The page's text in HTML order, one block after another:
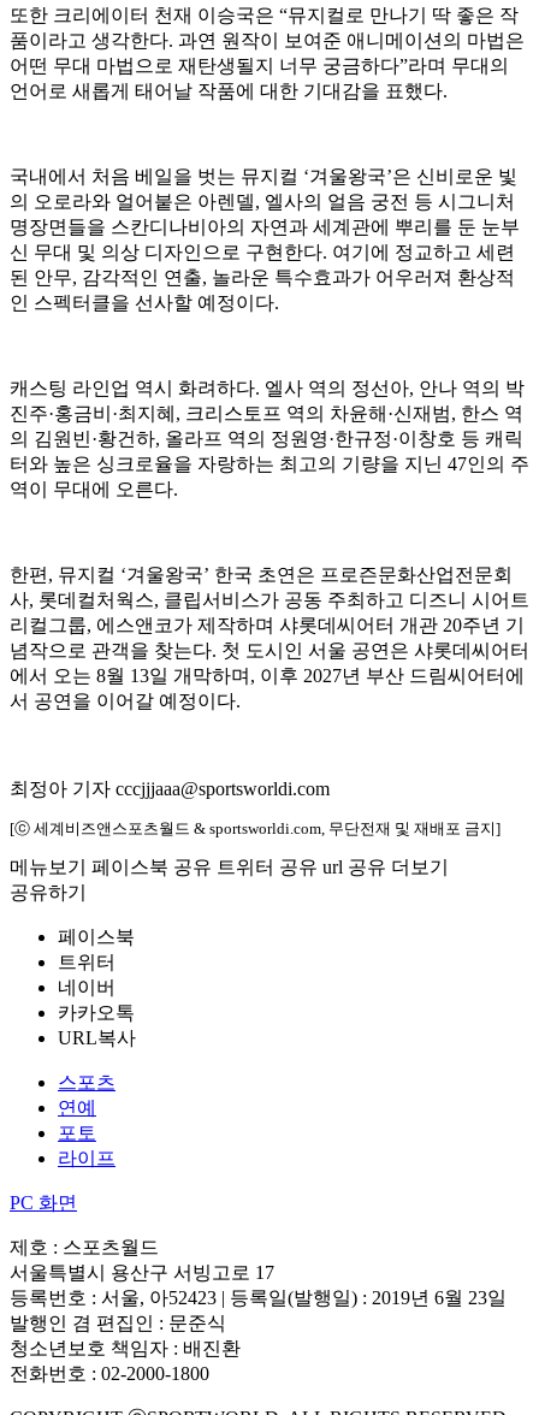
또한 크리에이터 천재 이승국은 “뮤지컬로 만나기 딱 좋은 작
품이라고 생각한다. 과연 원작이 보여준 애니메이션의 마법은
어떤 무대 마법으로 재탄생될지 너무 궁금하다”라며 무대의
언어로 새롭게 태어날 작품에 대한 기대감을 표했다.
국내에서 처음 베일을 벗는 뮤지컬 ‘겨울왕국’은 신비로운 빛
의 오로라와 얼어붙은 아렌델, 엘사의 얼음 궁전 등 시그니처
명장면들을 스칸디나비아의 자연과 세계관에 뿌리를 둔 눈부
신 무대 및 의상 디자인으로 구현한다. 여기에 정교하고 세련
된 안무, 감각적인 연출, 놀라운 특수효과가 어우러져 환상적
인 스펙터클을 선사할 예정이다.
캐스팅 라인업 역시 화려하다. 엘사 역의 정선아, 안나 역의 박
진주·홍금비·최지혜, 크리스토프 역의 차윤해·신재범, 한스 역
의 김원빈·황건하, 올라프 역의 정원영·한규정·이창호 등 캐릭
터와 높은 싱크로율을 자랑하는 최고의 기량을 지닌 47인의 주
역이 무대에 오른다.
한편, 뮤지컬 ‘겨울왕국’ 한국 초연은 프로즌문화산업전문회
사, 롯데컬처웍스, 클립서비스가 공동 주최하고 디즈니 시어트
리컬그룹, 에스앤코가 제작하며 샤롯데씨어터 개관 20주년 기
념작으로 관객을 찾는다. 첫 도시인 서울 공연은 샤롯데씨어터
에서 오는 8월 13일 개막하며, 이후 2027년 부산 드림씨어터에
서 공연을 이어갈 예정이다.
최정아 기자 cccjjjaaa@sportsworldi.com
[ⓒ 세계비즈앤스포츠월드 & sportsworldi.com, 무단전재 및 재배포 금지]
메뉴보기 페이스북 공유 트위터 공유 url 공유 더보기
공유하기
페이스북
트위터
네이버
카카오톡
URL복사
스포츠
연예
포토
라이프
PC 화면
제호 : 스포츠월드
서울특별시 용산구 서빙고로 17
등록번호 : 서울, 아52423 | 등록일(발행일) : 2019년 6월 23일
발행인 겸 편집인 : 문준식
청소년보호 책임자 : 배진환
전화번호 : 02-2000-1800